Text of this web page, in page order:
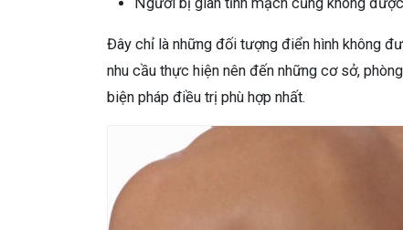
Đây chỉ là những đối tượng điển hình không
nhu cầu thực hiện nên đến những cơ sở,
biện pháp điều trị phù hợp nhất.